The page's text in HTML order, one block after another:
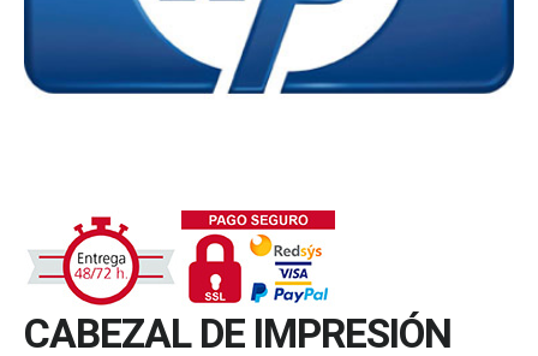
CABEZAL DE IMPRESIÓN